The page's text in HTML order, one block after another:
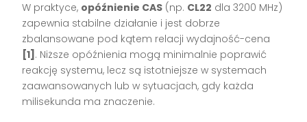
W praktyce, opóźnienie CAS (np. CL22 dla 3200 MHz)
zapewnia stabilne działanie i jest dobrze
zbalansowane pod kątem relacji wydajność-cena
[1] . Niższe opóźnienia mogą minimalnie poprawić
reakcję systemu, lecz są istotniejsze w systemach
zaawansowanych lub w sytuacjach, gdy każda
milisekunda ma znaczenie.